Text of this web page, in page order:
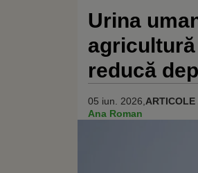
Urina
reducă
05 iun. 2026, ARTICOLE
Ana Roman